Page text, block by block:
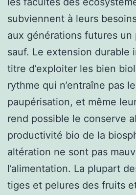
subviennent à leurs
aux générations futures un
sauf. Le extension durable
titre d’exploiter les bien
rythme qui n’entraîne pas
paupérisation, et même
rend possible le conserve
productivité bio de la
altération ne sont pas
l’alimentation. La plupart
tiges et pelures des fruits